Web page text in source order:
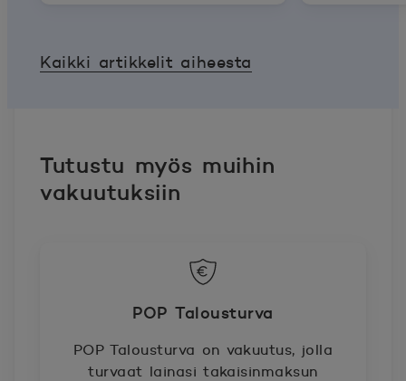
Kaikki artikkelit aiheesta
Tutustu myös muihin
vakuutuksiin
POP Talousturva
POP Talousturva on vakuutus, jolla
turvaat lainasi takaisinmaksun